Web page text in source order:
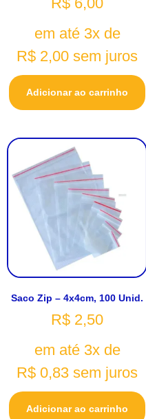
em até 3x de
R$ 2,00 sem juros
Adicionar ao carrinho
Saco Zip – 4x4cm, 100 Unid.
R$ 2,50
em até 3x de
R$ 0,83 sem juros
Adicionar ao carrinho